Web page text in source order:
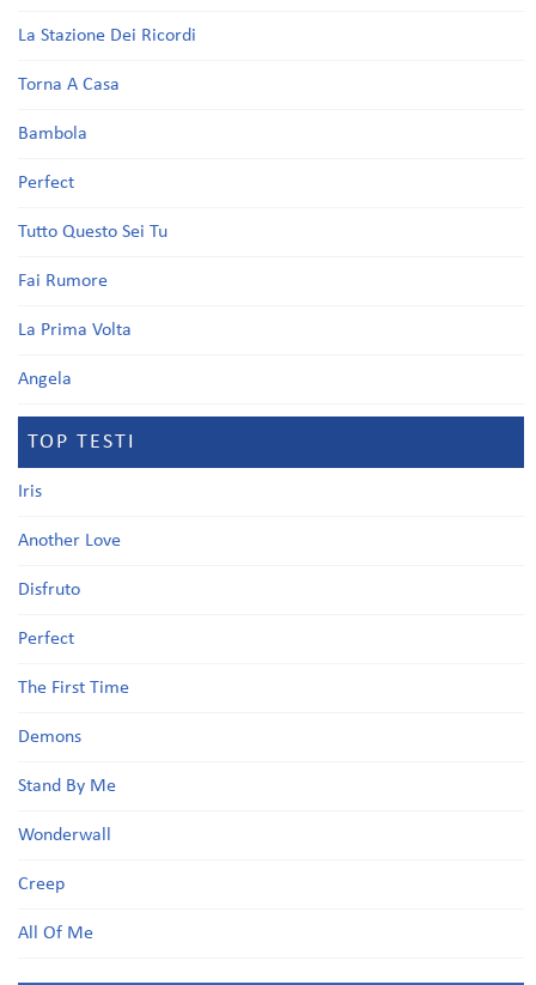
La Stazione Dei Ricordi
Torna A Casa
Bambola
Perfect
Tutto Questo Sei Tu
Fai Rumore
La Prima Volta
Angela
TOP TESTI
Iris
Another Love
Disfruto
Perfect
The First Time
Demons
Stand By Me
Wonderwall
Creep
All Of Me